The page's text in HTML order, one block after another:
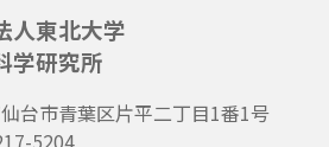
人東北大学
学研究所
仙台市青葉区片平二丁目1番1号